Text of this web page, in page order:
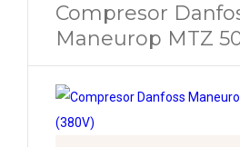
Compresor
Maneurop MTZ